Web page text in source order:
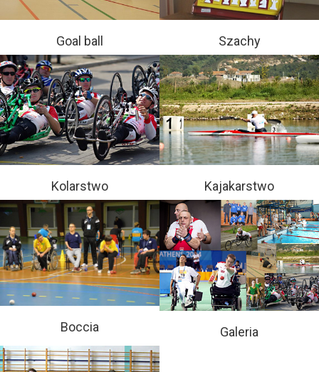
Goal ball Szachy
Kolarstwo Kajakarstwo
Boccia Galeria